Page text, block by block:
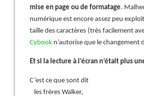
mise en page ou de formatage.
numérique est encore assez peu
taille des caractères (très facilement
Cybook n’autorise que le changement
Et si la lecture à l’écran n’était plus
C’est ce que sont dit
les frères Walker,